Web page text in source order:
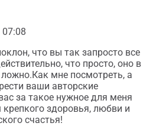
07:08
что вы так запросто все
что просто, оно в
ложно.Как мне посмотреть, а
ваши авторские
за такое нужное для меня
здоровья, любви и
счастья!